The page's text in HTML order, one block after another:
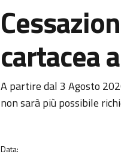
cartacea
Dettagli
A partire dal 3 Agosto
non sarà più possibile
Data: